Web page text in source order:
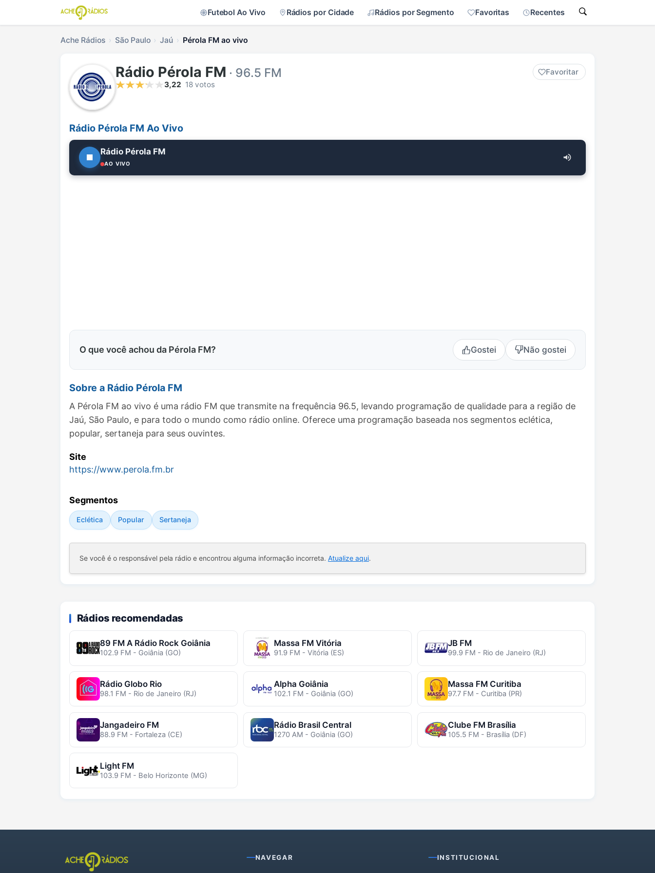
Futebol Ao Vivo Rádios por Cidade Rádios por Segmento Favoritas Recentes
Ache Rádios São Paulo Jaú Pérola FM ao vivo
Rádio Pérola FM · 96.5 FM
Favoritar
3,22 18 votos
Rádio Pérola FM Ao Vivo
Rádio Pérola FM
AO VIVO
O que você achou da Pérola FM? Gostei Não gostei
Sobre a Rádio Pérola FM
A Pérola FM ao vivo é uma rádio FM que transmite na frequência 96.5, levando programação de qualidade para a região de
Jaú, São Paulo, e para todo o mundo como rádio online. Oferece uma programação baseada nos segmentos eclética,
popular, sertaneja para seus ouvintes.
Site
https://www.perola.fm.br
Segmentos
Eclética Popular Sertaneja
Se você é o responsável pela rádio e encontrou alguma informação incorreta. Atualize aqui.
Rádios recomendadas
89 FM A Rádio Rock Goiânia
102.9 FM - Goiânia (GO)
Massa FM Vitória
91.9 FM - Vitória (ES)
JB FM
99.9 FM - Rio de Janeiro (RJ)
Rádio Globo Rio
98.1 FM - Rio de Janeiro (RJ)
Alpha Goiânia
102.1 FM - Goiânia (GO)
Massa FM Curitiba
97.7 FM - Curitiba (PR)
Jangadeiro FM
88.9 FM - Fortaleza (CE)
Rádio Brasil Central
1270 AM - Goiânia (GO)
Clube FM Brasília
105.5 FM - Brasília (DF)
Light FM
103.9 FM - Belo Horizonte (MG)
NAVEGAR INSTITUCIONAL